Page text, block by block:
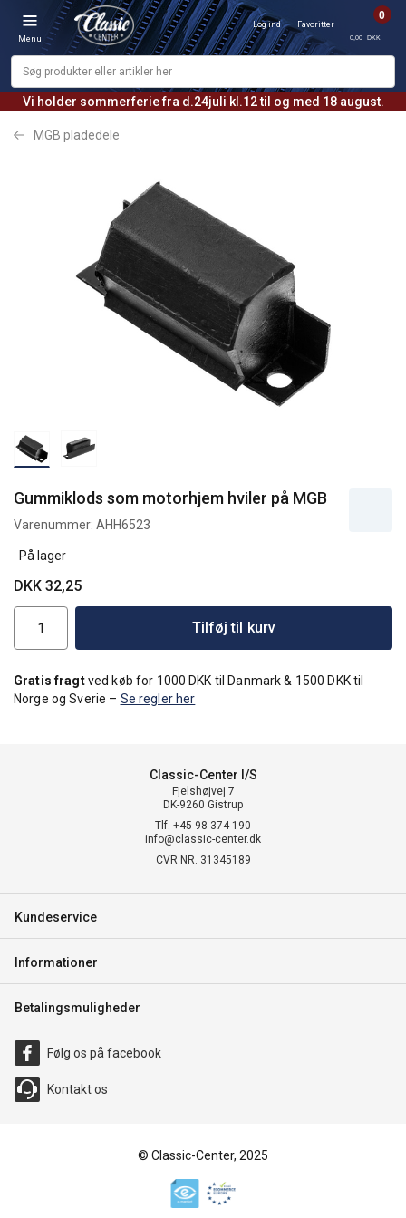
Vi holder sommerferie fra d.24juli kl.12 til og med 18 august.
Menu
Log ind Favoritter
0
0,00 DKK
MGB pladedele
Gummiklods som motorhjem hviler på MGB
Varenummer: AHH6523
På lager
DKK 32,25
Tilføj til kurv
Gratis fragtved køb for 1000 DKK til Danmark & 1500 DKK til
Norge og Sverie – Se regler her
Classic-Center I/S
Fjelshøjvej 7
DK-9260 Gistrup
Tlf. +45 98 374 190
info@classic-center.dk
CVR NR. 31345189
Kundeservice
Informationer
Betalingsmuligheder
Følg os på facebook
Kontakt os
© Classic-Center, 2025